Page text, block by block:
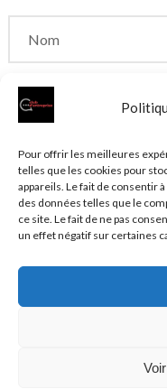
Pour offrir les meilleures
telles que les cookies pour
appareils. Le fait de consentir
des données telles que le
ce site. Le fait de ne pas
un effet négatif sur certaines
Enregistrer mon
le navigateur pour